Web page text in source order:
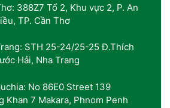
388Z7 Tổ 2, Khu vực 2, P. An
TP. Cần Thơ
STH 25-24/25-25 Đ.Thích
Hải, Nha Trang
No 86E0 Street 139
Khan 7 Makara, Phnom Penh